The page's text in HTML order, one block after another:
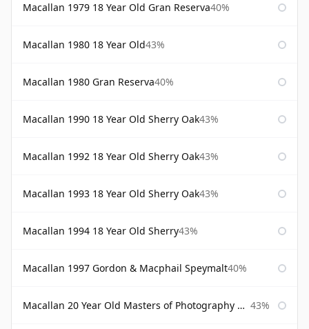
Macallan 1979 18 Year Old Gran Reserva40%
Macallan 1980 18 Year Old43%
Macallan 1980 Gran Reserva40%
Macallan 1990 18 Year Old Sherry Oak43%
Macallan 1992 18 Year Old Sherry Oak43%
Macallan 1993 18 Year Old Sherry Oak43%
Macallan 1994 18 Year Old Sherry43%
Macallan 1997 Gordon & Macphail Speymalt40%
Macallan 20 Year Old Masters of Photography Albert Watson 43%